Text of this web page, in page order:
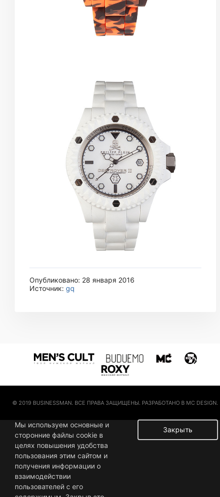
Опубликовано: 28 января 2016
Источник: gq
© 2019 BUSINESSMAN. ВСЕ ПРАВА ЗАЩИЩЕНЫ. РАЗРАБОТАНО В MC DESIGN.
Закрыть
Мы используем основные и
сторонние файлы cookie в
целях повышения удобства
пользования этим сайтом и
получения информации о
взаимодействии
пользователей с его